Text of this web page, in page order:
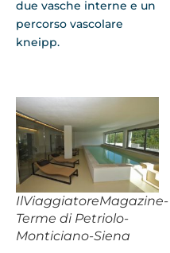
due vasche interne e un
percorso vascolare
kneipp.
IlViaggiatoreMagazine-
Terme di Petriolo-
Monticiano-Siena